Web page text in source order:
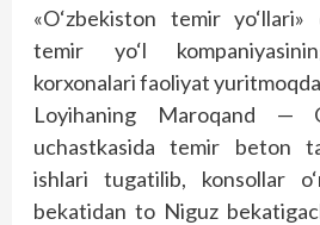
«O‘zbekiston temir yo‘llari»
temir yo‘l
korxonalari faoliyat
Loyihaning Maroqand —
uchastkasida temir beton
ishlari tugatilib, konsollar
bekatidan to Niguz